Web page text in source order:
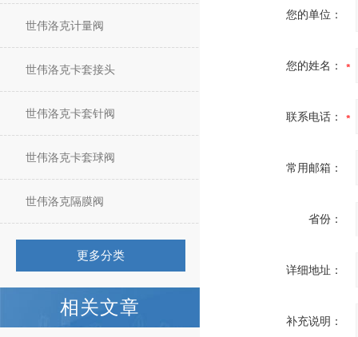
世伟洛克计量阀
世伟洛克卡套接头
世伟洛克卡套针阀
世伟洛克卡套球阀
世伟洛克隔膜阀
更多分类
相关文章
您的单位：
您的姓名：
联系电话：
常用邮箱：
省份：
详细地址：
补充说明：